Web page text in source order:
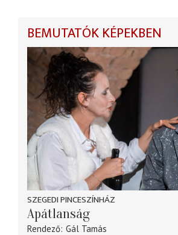
BEMUTATÓK KÉPEKBEN
SZEGEDI PINCESZÍNHÁZ
Apátlanság
Rendező Gál Tamás